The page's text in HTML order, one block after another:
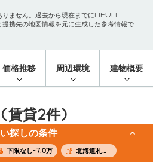
探しの条件
下限なし~7.0万 北海道札幌市西区
ません。過去から現在までにLIFULL
携先の地図情報を元に生成した参考情報で
価格推移 周辺環境 建物概要
賃貸2件)